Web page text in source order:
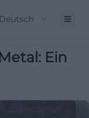
Deutsch
Ein